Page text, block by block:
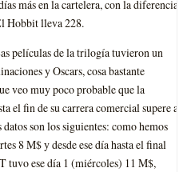
más en la cartelera, con la diferencia
Hobbit lleva 228.
películas de la trilogía tuvieron un
y Oscars, cosa bastante
veo muy poco probable que la
el fin de su carrera comercial supere a
son los siguientes: como hemos
8 M$ y desde ese día hasta el final
tuvo ese día 1 (miércoles) 11 M$,